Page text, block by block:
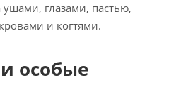
ушами, глазами, пастью,
и когтями.
особые